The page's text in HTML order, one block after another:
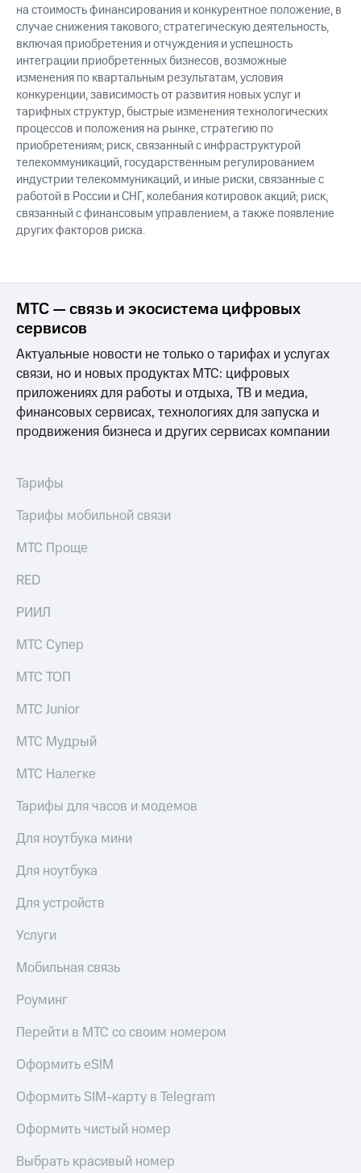
на стоимость финансирования и конкурентное положение, в
случае снижения такового; стратегическую деятельность,
включая приобретения и отчуждения и успешность
интеграции приобретенных бизнесов, возможные
изменения по квартальным результатам, условия
конкуренции, зависимость от развития новых услуг и
тарифных структур, быстрые изменения технологических
процессов и положения на рынке, стратегию по
приобретениям; риск, связанный с инфраструктурой
телекоммуникаций, государственным регулированием
индустрии телекоммуникаций, и иные риски, связанные с
работой в России и СНГ, колебания котировок акций; риск,
связанный с финансовым управлением, а также появление
других факторов риска.
МТС — связь и экосистема цифровых
сервисов
Актуальные новости не только о тарифах и услугах
связи, но и новых продуктах МТС: цифровых
приложениях для работы и отдыха, ТВ и медиа,
финансовых сервисах, технологиях для запуска и
продвижения бизнеса и других сервисах компании
Тарифы
Тарифы мобильной связи
МТС Проще
RED
РИИЛ
МТС Супер
МТС ТОП
МТС Junior
МТС Мудрый
МТС Налегке
Тарифы для часов и модемов
Для ноутбука мини
Для ноутбука
Для устройств
Услуги
Мобильная связь
Роуминг
Перейти в МТС со своим номером
Оформить eSIM
Оформить SIM-карту в Telegram
Оформить чистый номер
Выбрать красивый номер